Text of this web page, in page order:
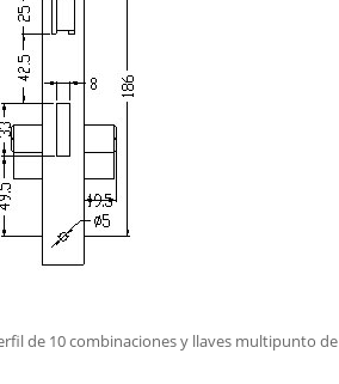
de 10 combinaciones y llaves multipunto de